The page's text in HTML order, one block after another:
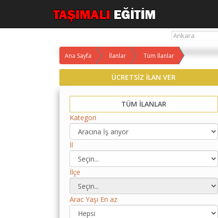
Hesaplama
Ana Sayfa İlanlar Tüm İlanlar
ÜCRETSİZ İLAN VER
TÜM İLANLAR
Kategori
İl
İlçe
Arac Yaşı En az